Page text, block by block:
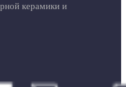
керамики и